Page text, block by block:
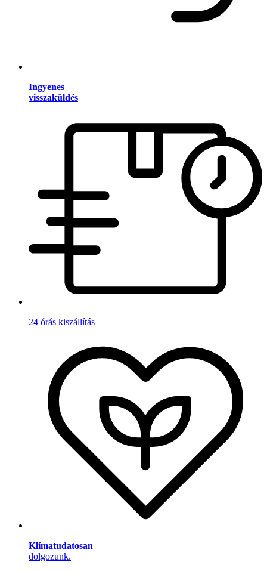
Ingyenes
visszaküldés
24 órás kiszállítás
Klímatudatosan
dolgozunk.